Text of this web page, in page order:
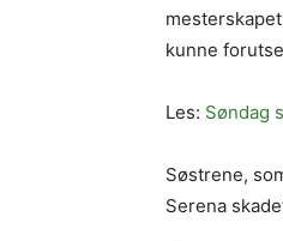
kunne
Les: Søndag
Søstrene,
Serena